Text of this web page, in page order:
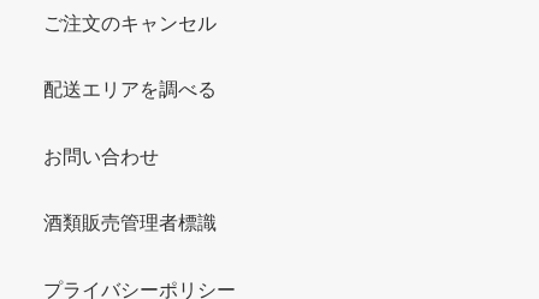
ご注文のキャンセル
配送エリアを調べる
お問い合わせ
酒類販売管理者標識
プライバシーポリシー